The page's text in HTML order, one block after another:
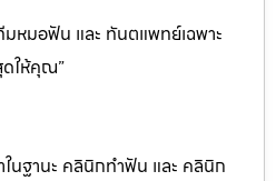
หมอฟัน และ ทันตแพทย์เฉพาะ
ให้คุณ”
นฐานะ คลินิกทำฟัน และ คลินิก